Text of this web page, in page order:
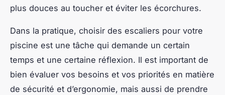
plus douces au toucher et éviter les écorchures.
Dans la pratique, choisir des escaliers pour votre
piscine est une tâche qui demande un certain
temps et une certaine réflexion. Il est important de
bien évaluer vos besoins et vos priorités en matière
de sécurité et d’ergonomie, mais aussi de prendre